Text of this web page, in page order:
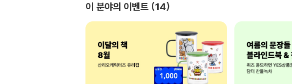
이 분야의 이벤트 14